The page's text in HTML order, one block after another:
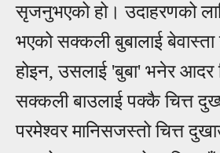
सृजनुभएको हो। उदाहरणको
भएको सक्कली बुबालाई
होइन, उसलाई 'बुबा' भनेर आदर
सक्कली बाउलाई पक्कै चित्त
परमेश्वर मानिसजस्तो चित्त